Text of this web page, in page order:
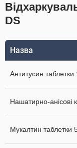
DS
Назва
Антитусин
Нашатирно-анісові
Мукалтин таблетки